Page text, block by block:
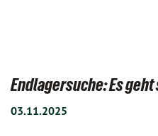
Endlagersuche: Es
03.11.2025